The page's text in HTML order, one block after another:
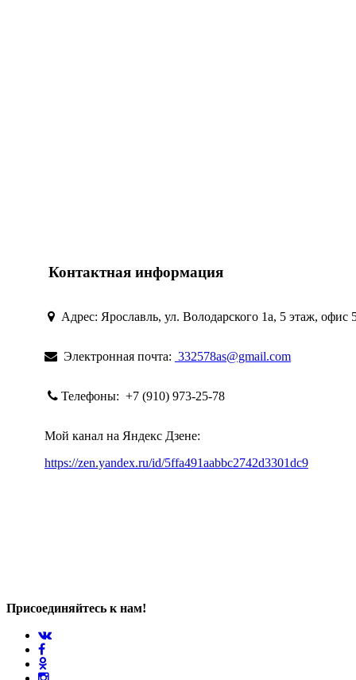
Контактная информация
Адрес: Ярославль, ул. Володарского 1а, 5 этаж, офис
Электронная почта: 332578as@gmail.com
Телефоны: +7 (910) 973-25-78
Мой канал на Яндекс Дзене:
https://zen.yandex.ru/id/5ffa491aabbc2742d3301dc9
Присоединяйтесь к нам!